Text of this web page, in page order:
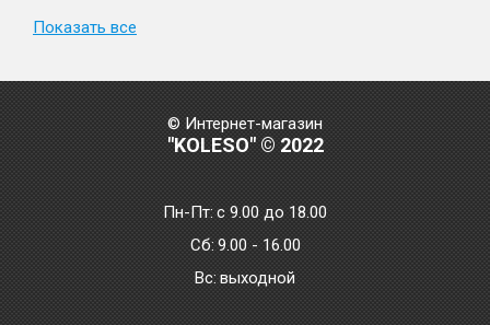
Показать все
© Интернет-магазин
"KOLESO" © 2022
Пн-Пт:с 9.00 до 18.00
Сб: 9.00 - 16.00
Bc: выходной